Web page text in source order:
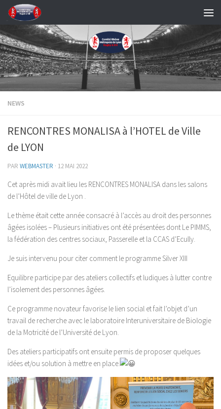
Skip to content
NEWS
RENCONTRES MONALISA à l’HOTEL de Ville
de LYON
PAR WEBMASTER · 12 MAI 2022
Cet après midi avait lieu les RENCONTRES MONALISA dans les salons
de l’Hôtel de ville de Lyon .
Le thème était cette année consacré à l’accès au droit des personnes
âgées isolées – Plusieurs initiatives ont été présentées dont Le PIMMS,
la fédération des centres sociaux, Passerelle et la CCAS d’Ecully.
Je suis intervenu pour citer comment le programme Silver XIII
Equilibre participe par des ateliers collectifs et ludiques à lutter contre
l’isolement des personnes âgées.
Ce programme novateur favorise le lien social et fait l’objet d’un
travail de recherche avec le laboratoire Interuniversitaire de Biologie
de la Motricité de l’Université de Lyon.
Des ateliers participatifs ont ensuite permis de proposer quelques
idées et/ou solution à mettre en place.